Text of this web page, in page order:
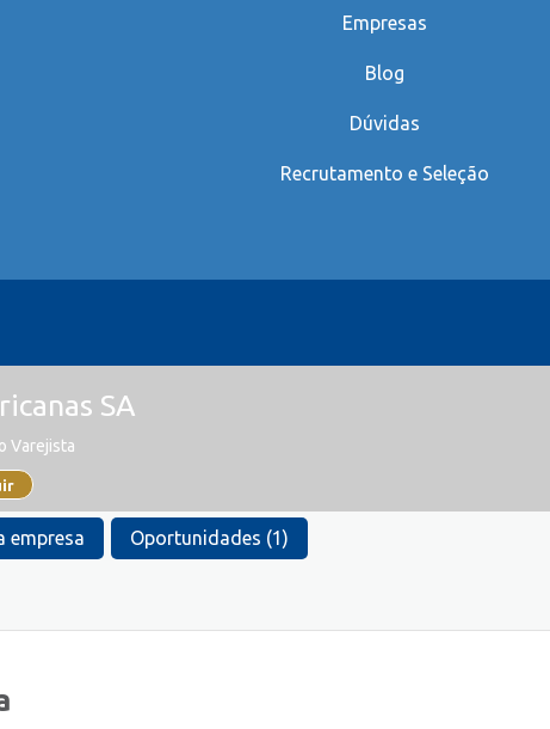
Empresas
Blog
Dúvidas
Recrutamento e Seleção
SA
Varejista
empresa Oportunidades (1)